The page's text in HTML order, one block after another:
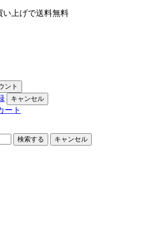
い上げで送料無料
ント
キャンセル
ート
キャンセル